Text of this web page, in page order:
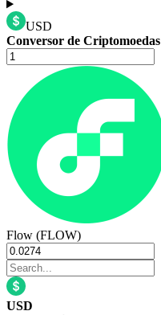
USD
Conversor de Criptomoedas
Flow (FLOW)
USD